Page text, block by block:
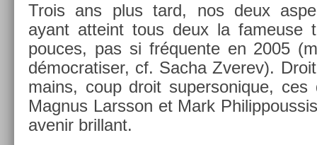
Trois ans plus tard, nos deux
ayant at­teint tous deux la fameuse
pouces, pas si fréquen­te en 2005
démoc­ratis­er, cf. Sacha Zverev).
mains, coup droit super­sonique, ces
Mag­nus Larsson et Mark
avenir bril­lant.